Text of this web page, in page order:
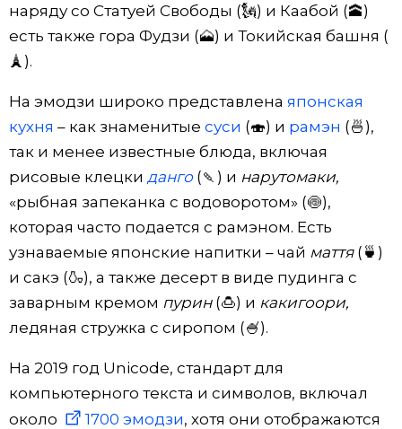
наряду со Статуей Свободы (🗽) и Каабой (🕋)
есть также гора Фудзи (🗻) и Токийская башня (
🗼).
На эмодзи широко представлена японская
кухня – как знаменитые суси (🍣) и рамэн (🍜),
так и менее известные блюда, включая
рисовые клецки данго(🍡) и нарутомаки,
«рыбная запеканка с водоворотом» (🍥),
которая часто подается с рамэном. Есть
узнаваемые японские напитки – чай маття(🍵)
и сакэ (🍶), а также десерт в виде пудинга с
заварным кремом пурин(🍮) и какигоори,
ледяная стружка с сиропом (🍧).
На 2019 год Unicode, стандарт для
компьютерного текста и символов, включал
около
1700 эмодзи, хотя они отображаются